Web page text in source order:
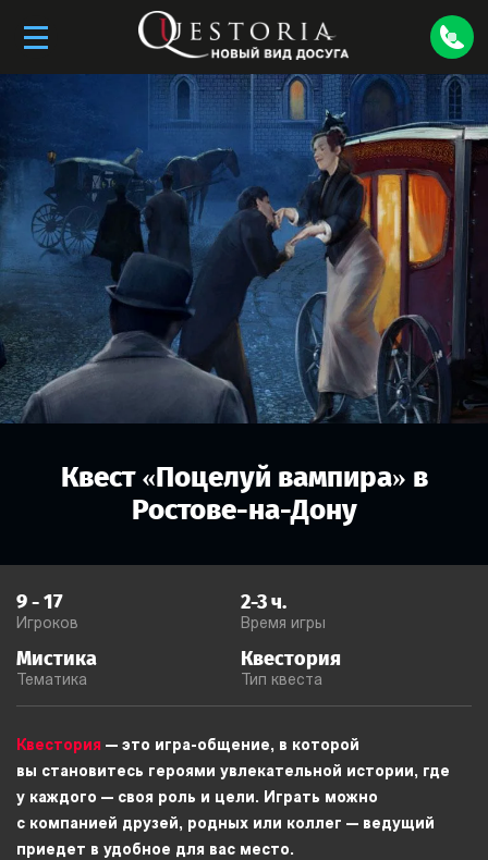
Квест «Поцелуй вампира» в
Ростове-на-Дону
9-17
Игроков
2-3ч.
Время игры
Мистика
Тематика
Квестория
Тип квеста
Квестория — это игра-общение, в которой
вы становитесь героями увлекательной истории, где
у каждого — своя роль и цели. Играть можно
с компанией друзей, родных или коллег — ведущий
приедет в удобное для вас место.